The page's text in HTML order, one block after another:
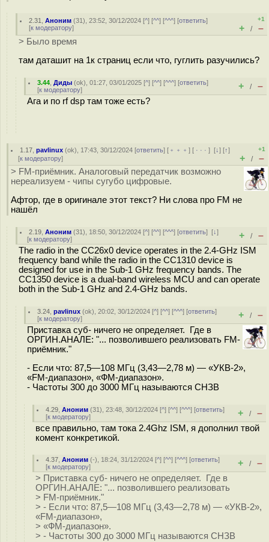
2.31 ,Аноним (31), 23:52, 30/12/2024 [^] [^^] [^^^] [ответить]
[к модератору]
+1
+ / –
> Было время
там даташит на 1к страниц если что, гуглить разучились?
3.44 ,Диды (ok), 01:27, 03/01/2025 [^] [^^] [^^^] [ответить]
[к модератору] + / –
Ага и по rf dsp там тоже есть?
1.17 ,pavlinux (ok), 17:43, 30/12/2024 [ответить] [ ﹢﹢﹢] [ · · ·][↓] [↑]
[к модератору]
+1
+ / –
> FM-приёмник. Аналоговый передатчик возможно
нереализуем - чипы сугубо цифровые.
Афтор, где в оригинале этот текст? Ни слова про FM не
нашëл
2.19 ,Аноним (31), 18:50, 30/12/2024 [^] [^^] [^^^] [ответить][↓]
[к модератору] + / –
The radio in the CC26x0 device operates in the 2.4-GHz ISM
frequency band while the radio in the CC1310 device is
designed for use in the Sub-1 GHz frequency bands. The
CC1350 device is a dual-band wireless MCU and can operate
both in the Sub-1 GHz and 2.4-GHz bands.
3.24 ,pavlinux (ok), 20:02, 30/12/2024 [^] [^^] [^^^] [ответить]
[к модератору] + / –
Приставка суб- ничего не определяет. Где в
ОРГИН.АНАЛЕ: "... позволившего реализовать FM-
приёмник."
- Если что: 87,5—108 МГц (3,43—2,78 м) — «УКВ-2»,
«FM-диапазон», «ФМ-диапазон».
- Частоты 300 до 3000 МГц называются СНЗВ
4.29 ,Аноним (31), 23:48, 30/12/2024 [^] [^^] [^^^] [ответить]
[к модератору] + / –
все правильно, там тока 2.4Ghz ISM, я дополнил твой
комент конкретикой.
4.37 ,Аноним (-), 18:24, 31/12/2024 [^] [^^] [^^^] [ответить]
[к модератору] + / –
> Приставка суб- ничего не определяет. Где в
ОРГИН.АНАЛЕ: "... позволившего реализовать
> FM-приёмник."
> - Если что: 87,5—108 МГц (3,43—2,78 м) — «УКВ-2»,
«FM-диапазон»,
> «ФМ-диапазон».
> - Частоты 300 до 3000 МГц называются СНЗВ